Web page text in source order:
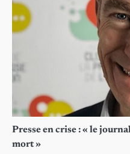
Presse en crise : « le
mort »